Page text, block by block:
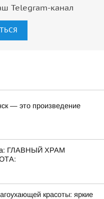
Telegram-канал
— это произведение
ГЛАВНЫЙ ХРАМ
красоты: яркие